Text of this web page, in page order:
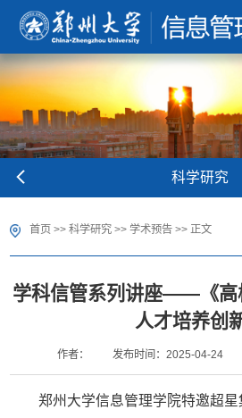
科学研究
首页 >>科学研究 >>学术预告 >> 正文
学科信管系列讲座——《高
人才培养创
作者： 发布时间：2025-04-24
郑州大学信息管理学院特邀超